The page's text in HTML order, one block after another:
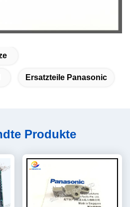
Ersatzteile Panasonic
Produkte